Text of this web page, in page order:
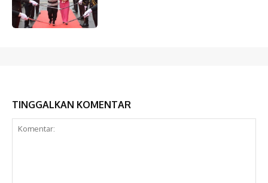
TINGGALKAN KOMENTAR